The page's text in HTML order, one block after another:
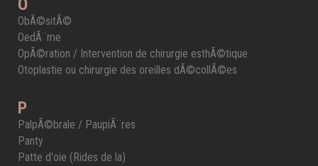
O
ObÃ©sitÃ©
OedÃ¨me
OpÃ©ration / Intervention de chirurgie esthÃ©tique
Otoplastie ou chirurgie des oreilles dÃ©collÃ©es
P
PalpÃ©brale / PaupiÃ¨res
Panty
Patte d'oie (Rides de la)